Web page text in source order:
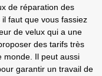
de réparation des
faut que vous fassiez
de velux qui a une
des tarifs très
monde. Il peut aussi
garantir un travail de